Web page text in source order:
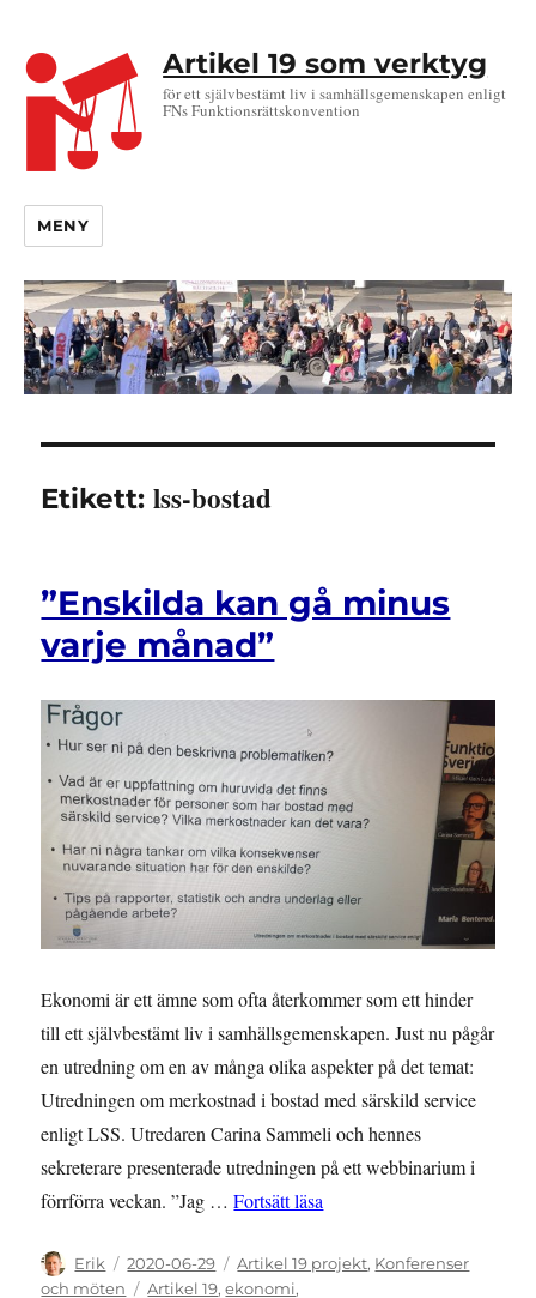
Artikel 19 som verktyg
för ett självbestämt liv i samhällsgemenskapen enligt
FNs Funktionsrättskonvention
MENY
Etikett:lss-bostad
”Enskilda kan gå minus
varje månad”
Ekonomi är ett ämne som ofta återkommer som ett hinder
till ett självbestämt liv i samhällsgemenskapen. Just nu pågår
en utredning om en av många olika aspekter på det temat:
Utredningen om merkostnad i bostad med särskild service
enligt LSS. Utredaren Carina Sammeli och hennes
sekreterare presenterade utredningen på ett webbinarium i
förrförra veckan. ”Jag …Fortsätt läsa
Författare
Erik
Publicerat
den
2020-06-29 Kategorier
Artikel 19 projekt, Konferenser
och möten
Etiketter
Artikel 19,ekonomi,